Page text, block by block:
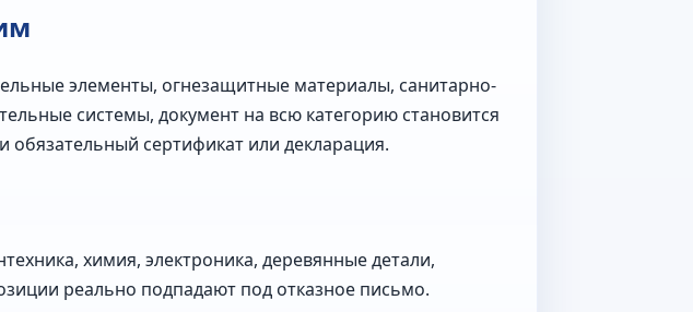
элементы, огнезащитные материалы, санитарно-
системы, документ на всю категорию становится
сертификат или декларация.
химия, электроника, деревянные детали,
реально подпадают под отказное письмо.